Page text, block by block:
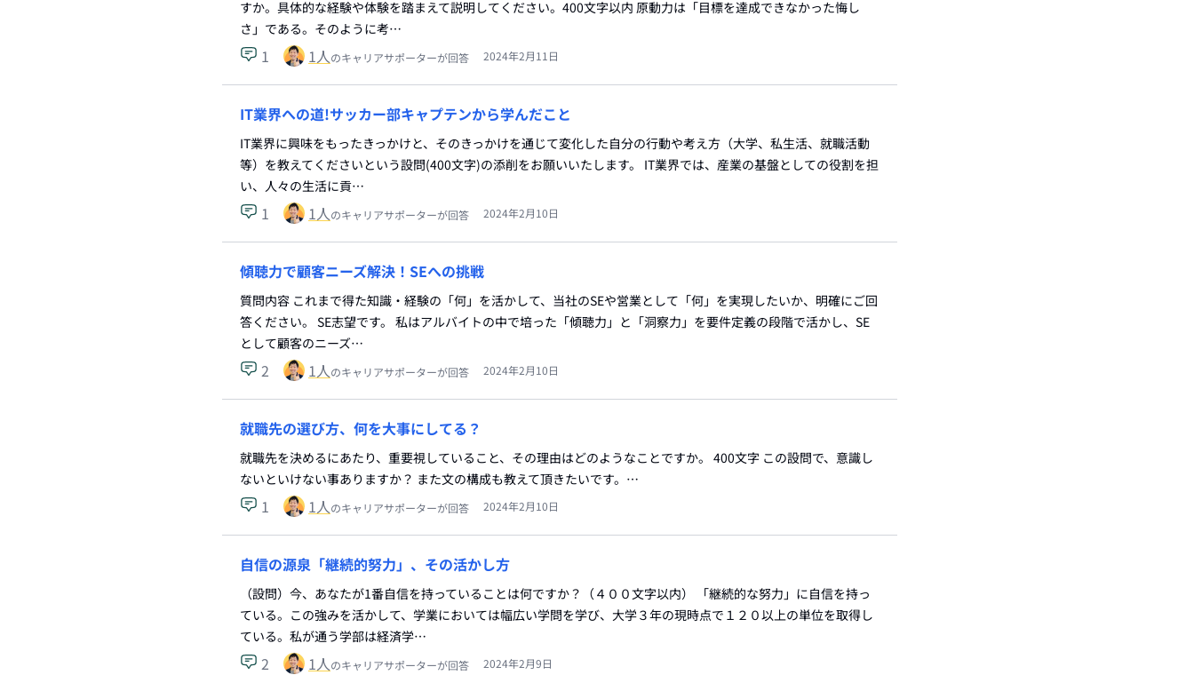
すか。具体的な経験や体験を踏まえて説明してください。400文字以内 原動力は「目標を達成できなかった悔し
さ」である。そのように考…
1 1人のキャリアサポーターが回答 2024年2月11日
IT業界への道!サッカー部キャプテンから学んだこと
IT業界に興味をもったきっかけと、そのきっかけを通じて変化した自分の行動や考え方（大学、私生活、就職活動
等）を教えてくださいという設問(400文字)の添削をお願いいたします。 IT業界では、産業の基盤としての役割を担
い、人々の生活に貢…
1 1人のキャリアサポーターが回答 2024年2月10日
傾聴力で顧客ニーズ解決！SEへの挑戦
質問内容 これまで得た知識・経験の「何」を活かして、当社のSEや営業として「何」を実現したいか、明確にご回
答ください。 SE志望です。 私はアルバイトの中で培った「傾聴力」と「洞察力」を要件定義の段階で活かし、SE
として顧客のニーズ…
2 1人のキャリアサポーターが回答 2024年2月10日
就職先の選び方、何を大事にしてる？
就職先を決めるにあたり、重要視していること、その理由はどのようなことですか。 400文字 この設問で、意識し
ないといけない事ありますか？ また文の構成も教えて頂きたいです。…
1 1人のキャリアサポーターが回答 2024年2月10日
自信の源泉「継続的努力」、その活かし方
（設問）今、あなたが1番自信を持っていることは何ですか？（４００文字以内） 「継続的な努力」に自信を持っ
ている。この強みを活かして、学業においては幅広い学問を学び、大学３年の現時点で１２０以上の単位を取得し
ている。私が通う学部は経済学…
2 1人のキャリアサポーターが回答 2024年2月9日